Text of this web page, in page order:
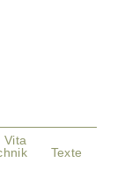
Vita
Texte